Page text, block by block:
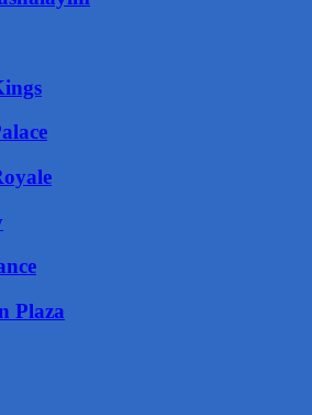
Plaza